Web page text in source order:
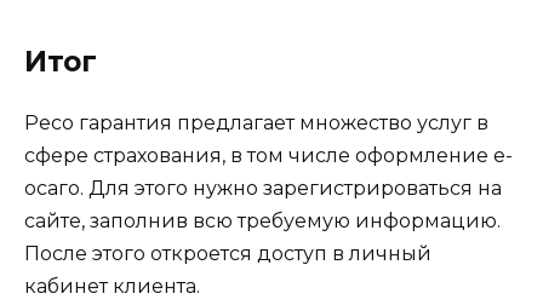
Итог
Ресо гарантия предлагает множество услуг в
сфере страхования, в том числе оформление е-
осаго. Для этого нужно зарегистрироваться на
сайте, заполнив всю требуемую информацию.
После этого откроется доступ в личный
кабинет клиента.